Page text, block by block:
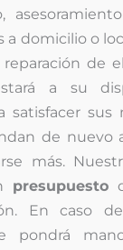
a domicilio o
de
a su
satisfacer sus
de nuevo
más.
presupuesto
En caso
pondrá